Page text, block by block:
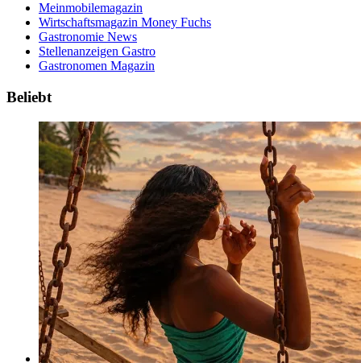
Meinmobilemagazin
Wirtschaftsmagazin Money Fuchs
Gastronomie News
Stellenanzeigen Gastro
Gastronomen Magazin
Beliebt